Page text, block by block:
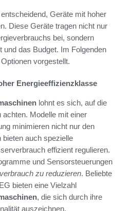
Geräte mit hoher
Diese Geräte tragen nicht nur
bei, sondern
und das Budget. Im Folgenden
vorgestellt.
Energieeffizienzklasse
lohnt es sich, auf die
achten. Modelle mit einer
minimieren nicht nur den
auch spezielle
effizient regulieren.
und Sensorsteuerungen
zu reduzieren. Beliebte
bieten eine Vielzahl
, die sich durch ihre
auszeichnen.